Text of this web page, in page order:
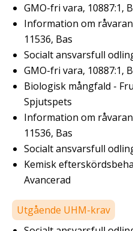
GMO-fri vara, 10887:1,
Information om
11536, Bas
Socialt ansvarsfull
GMO-fri vara, 10887:1,
Biologisk mångfald -
Spjutspets
Information om
11536, Bas
Socialt ansvarsfull
Kemisk
Avancerad
Utgående UHM-krav